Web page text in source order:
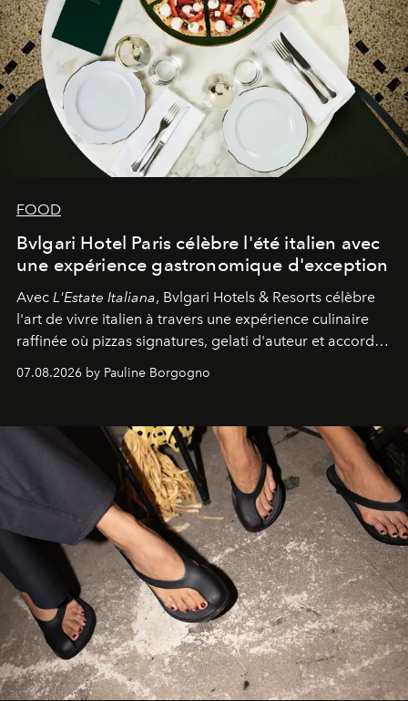
FOOD
Bvlgari Hotel Paris célèbre l'été italien avec
une expérience gastronomique d'exception
Avec L'Estate Italiana, Bvlgari Hotels & Resorts célèbre
l'art de vivre italien à travers une expérience culinaire
raffinée où pizzas signatures, gelati d'auteur et accords
07.08.2026 by Pauline Borgogno